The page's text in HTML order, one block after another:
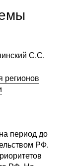
С.С.
регионов
период до
РФ.